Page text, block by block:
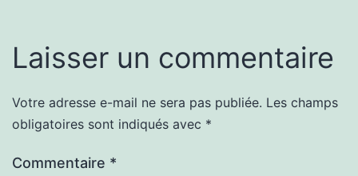
Laisser un commentaire
Votre adresse e-mail ne sera pas publiée. Les champs
obligatoires sont indiqués avec *
Commentaire *